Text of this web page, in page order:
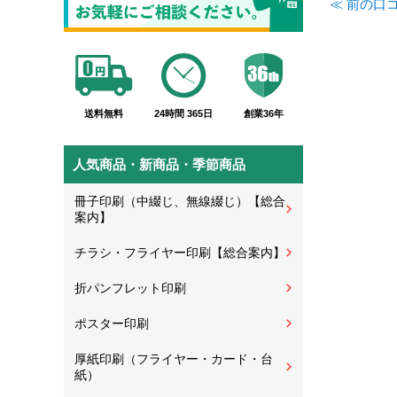
送料無料 24時間 365日 創業36年
人気商品・新商品・季節商品
冊子印刷（中綴じ、無線綴じ）【総合
案内】
チラシ・フライヤー印刷【総合案内】
折パンフレット印刷
ポスター印刷
厚紙印刷（フライヤー・カード・台
紙）
≪ 前の口